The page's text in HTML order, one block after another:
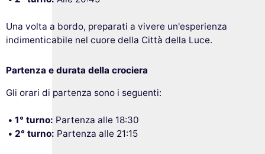
Una volta a bordo, preparati a vivere un'esperienza
indimenticabile nel cuore della Città della Luce.
Partenza e durata della crociera
Gli orari di partenza sono i seguenti:
1° turno: Partenza alle 18:30
2° turno: Partenza alle 21:15